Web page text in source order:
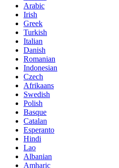
Arabic
Irish
Greek
Turkish
Italian
Danish
Romanian
Indonesian
Czech
Afrikaans
Swedish
Polish
Basque
Catalan
Esperanto
Hindi
Lao
Albanian
Amharic